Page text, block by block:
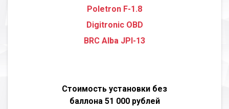
Poletron F-1.8
Digitronic OBD
BRC Alba JPI-13
Стоимость установки без
баллона 51 000 рублей